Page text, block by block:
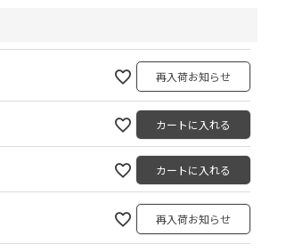
再入荷お知らせ
カートに入れる
カートに入れる
再入荷お知らせ